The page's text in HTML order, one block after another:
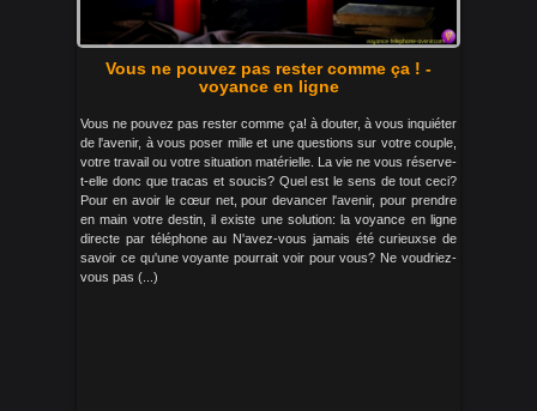
Vous ne pouvez pas rester comme ça ! -
voyance en ligne
Vous ne pouvez pas rester comme ça! à douter, à vous inquiéter
de l'avenir, à vous poser mille et une questions sur votre couple,
votre travail ou votre situation matérielle. La vie ne vous réserve-
t-elle donc que tracas et soucis? Quel est le sens de tout ceci?
Pour en avoir le cœur net, pour devancer l'avenir, pour prendre
en main votre destin, il existe une solution: la voyance en ligne
directe par téléphone au N'avez-vous jamais été curieuxse de
savoir ce qu'une voyante pourrait voir pour vous? Ne voudriez-
vous pas (...)